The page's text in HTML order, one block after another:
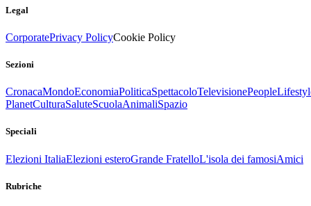
Legal
CorporatePrivacy PolicyCookie Policy
Sezioni
CronacaMondoEconomiaPoliticaSpettacoloTelevisionePeople
PlanetCulturaSaluteScuolaAnimaliSpazio
Speciali
Elezioni ItaliaElezioni esteroGrande FratelloL'isola dei famosiAmici
Rubriche